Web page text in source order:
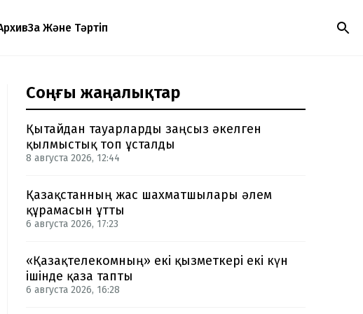
Заң Және Тәртіп
Соңғы жаңалықтар
Қытайдан тауарларды заңсыз әкелген
қылмыстық топ ұсталды
8 августа 2026, 12:44
Қазақстанның жас шахматшылары әлем
құрамасын ұтты
6 августа 2026, 17:23
«Қазақтелекомның» екі қызметкері екі күн
ішінде қаза тапты
6 августа 2026, 16:28